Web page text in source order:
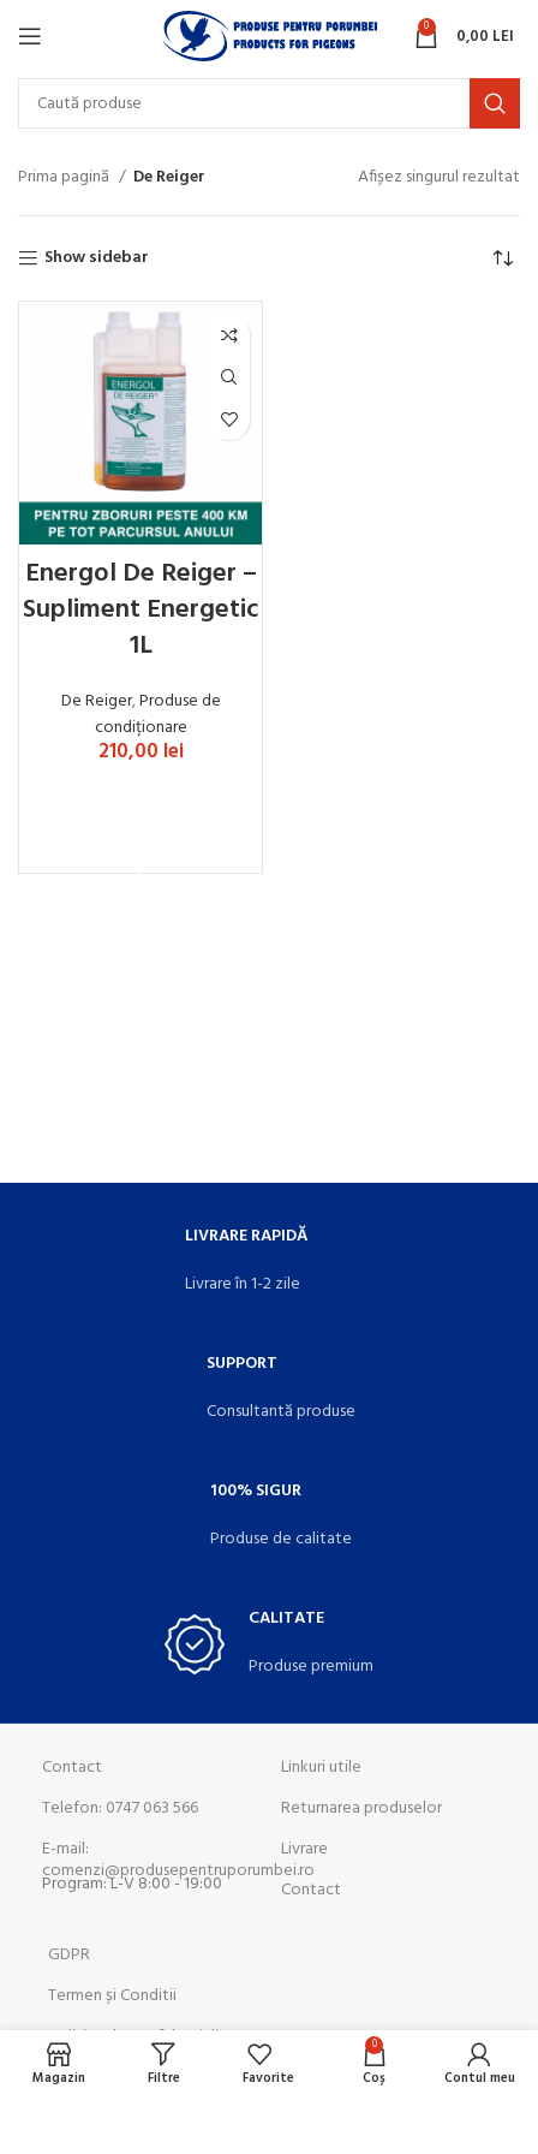
0 0,00 LEI
Prima pagină De Reiger Afișez singurul rezultat
Show sidebar
Energol De Reiger –
Supliment Energetic
1L
De Reiger,Produse de
condiționare
210,00 lei
LIVRARE RAPIDĂ
Livrare în 1-2 zile
SUPPORT
Consultantă produse
100% SIGUR
Produse de calitate
CALITATE
Produse premium
Contact
Telefon: 0747 063 566
E-mail:
comenzi@produsepentruporumbei.ro
Program: L-V 8:00 - 19:00
Linkuri utile
Returnarea produselor
Livrare
Contact
GDPR
Termen și Conditii
Politica de confidențialitate
Politica COOKIES
Magazin Filtre Favorite
0
Coș Contul meu